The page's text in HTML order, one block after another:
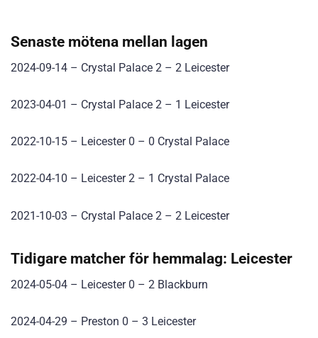
Senaste mötena mellan lagen
2024-09-14 – Crystal Palace 2 – 2 Leicester
2023-04-01 – Crystal Palace 2 – 1 Leicester
2022-10-15 – Leicester 0 – 0 Crystal Palace
2022-04-10 – Leicester 2 – 1 Crystal Palace
2021-10-03 – Crystal Palace 2 – 2 Leicester
Tidigare matcher för hemmalag: Leicester
2024-05-04 – Leicester 0 – 2 Blackburn
2024-04-29 – Preston 0 – 3 Leicester